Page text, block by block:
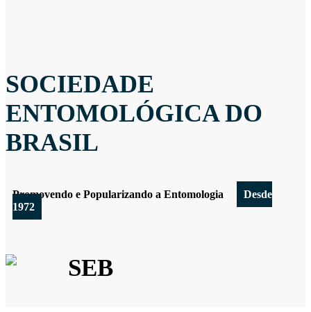
SOCIEDADE
ENTOMOLÓGICA DO
BRASIL
Promovendo e Popularizando a Entomologia
Desde
1972
SEB